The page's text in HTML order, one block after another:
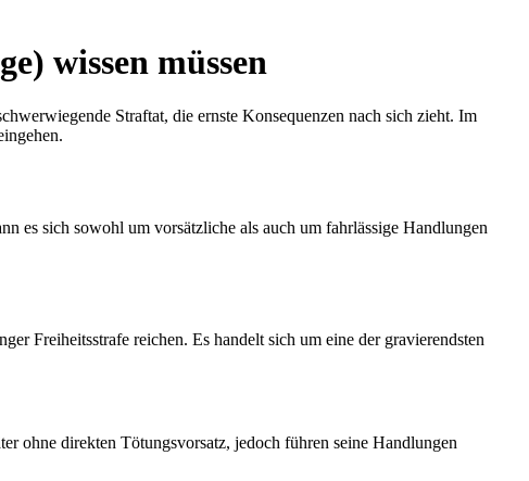
wissen müssen
Straftat, die ernste Konsequenzen nach sich zieht. Im
es sich sowohl um vorsätzliche als auch um fahrlässige Handlungen
Freiheitsstrafe reichen. Es handelt sich um eine der gravierendsten
ohne direkten Tötungsvorsatz, jedoch führen seine Handlungen